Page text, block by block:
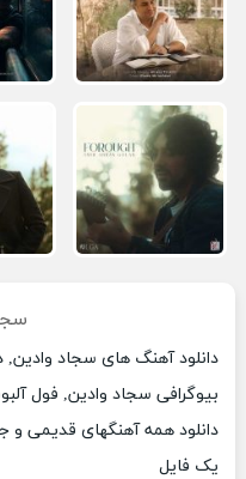
دانلود آهنگ های سجاد وادین,
بیوگرافی سجاد وادین, فول
دانلود همه آهنگهای قدیمی
یک فایل